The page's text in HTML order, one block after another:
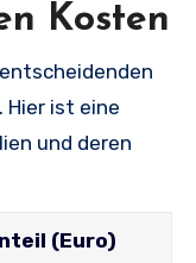
Kosten
Hier ist eine
und deren
(Euro)